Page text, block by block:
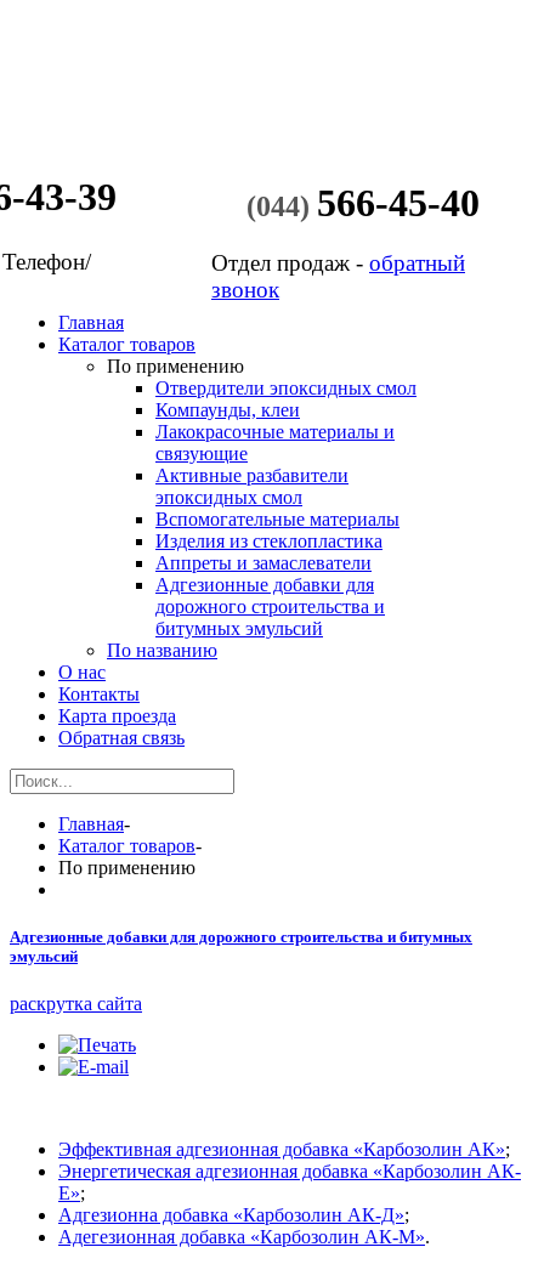
43-39 (044) 566-45-40
Отдел продаж - обратный
звонок
Главная
Каталог товаров
По применению
Отвердители эпоксидных смол
Компаунды, клеи
Лакокрасочные материалы и
связующие
Активные разбавители
эпоксидных смол
Вспомогательные материалы
Изделия из стеклопластика
Аппреты и замаслеватели
Адгезионные добавки для
дорожного строительства и
битумных эмульсий
По названию
О нас
Контакты
Карта проезда
Обратная связь
Главная-
Каталог товаров-
По применению
Адгезионные добавки для дорожного строительства и битумных
эмульсий
раскрутка сайта
Эффективная адгезионная добавка «Карбозолин АК»;
Энергетическая адгезионная добавка «Карбозолин АК-
Е»;
Адгезионна добавка «Карбозолин АК-Д»;
Адегезионная добавка «Карбозолин АК-М».